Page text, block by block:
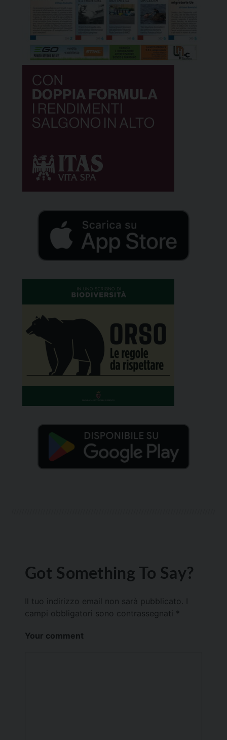
Got Something To Say?
Il tuo indirizzo email non sarà pubblicato.
campi obbligatori sono contrassegnati *
Your comment